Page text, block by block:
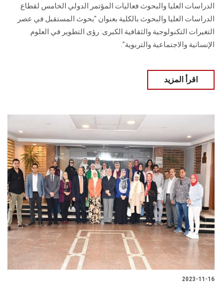
الدراسات العليا والبحوث فعاليات المؤتمر الدولي الخامس لقطاع
الدراسات العليا والبحوث بالكلية بعنوان "بحوث المستقبل في عصر
التغيرات التكنولوجية والثقافية الكبرى: رؤى التطوير في العلوم
الإنسانية والاجتماعية والتربوية".
اقرأ المزيد
2023-11-16